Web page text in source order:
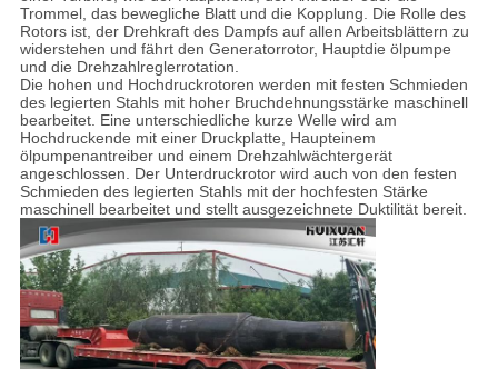
Trommel, das bewegliche Blatt und die Kopplung. Die Rolle des
Rotors ist, der Drehkraft des Dampfs auf allen Arbeitsblättern zu
widerstehen und fährt den Generatorrotor, Hauptdie ölpumpe
und die Drehzahlreglerrotation.
Die hohen und Hochdruckrotoren werden mit festen Schmieden
des legierten Stahls mit hoher Bruchdehnungsstärke maschinell
bearbeitet. Eine unterschiedliche kurze Welle wird am
Hochdruckende mit einer Druckplatte, Haupteinem
ölpumpenantreiber und einem Drehzahlwächtergerät
angeschlossen. Der Unterdruckrotor wird auch von den festen
Schmieden des legierten Stahls mit der hochfesten Stärke
maschinell bearbeitet und stellt ausgezeichnete Duktilität bereit.